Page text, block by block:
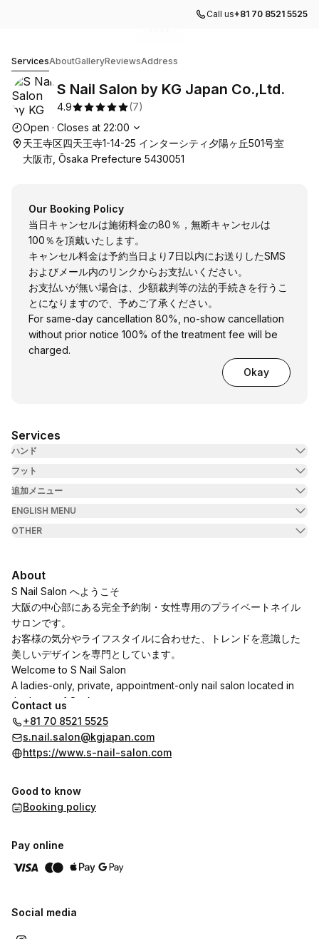
Call us+81 70 8521 5525
ServicesAboutGalleryReviewsAddress
S Nail Salon by KG Japan Co.,Ltd.
4.9 (7)
Opening hours
Open · Closes at 22:00
天王寺区四天王寺1-14-25 インターシティ夕陽ヶ丘501号室
大阪市, Ōsaka Prefecture 5430051
Our Booking Policy
当日キャンセルは施術料金の80％，無断キャンセルは
100％を頂戴いたします。
キャンセル料金は予約当日より7日以内にお送りしたSMS
およびメール内のリンクからお支払いください。
お支払いが無い場合は、少額裁判等の法的手続きを行うこ
とになりますので、予めご了承ください。
For same-day cancellation 80%, no-show cancellation
without prior notice 100% of the treatment fee will be
charged.
Okay
Services
ハンド
フット
追加メニュー
ENGLISH MENU
OTHER
About
S Nail Salon へようこそ
大阪の中心部にある完全予約制・女性専用のプライベートネイル
サロンです。
お客様の気分やライフスタイルに合わせた、トレンドを意識した
美しいデザインを専門としています。
Welcome to S Nail Salon
A ladies-only, private, appointment-only nail salon located in
the heart of Osaka.
We specialize in beautiful, trend-conscious designs that match
your mood and lifestyle.
Contact us
+81 70 8521 5525
s.nail.salon@kgjapan.com
https://www.s-nail-salon.com
Good to know
Booking policy
Pay online
Social media